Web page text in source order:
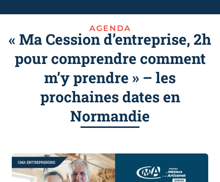
AGENDA
« Ma Cession d’entreprise, 2h
pour comprendre comment
m’y prendre » – les
prochaines dates en
Normandie